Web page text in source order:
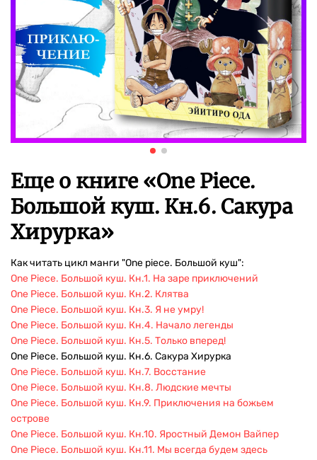
Еще о книге «One Piece.
Большой куш. Кн.6. Сакура
Хирурка»
Как читать цикл манги "One piece. Большой куш":
One Piece. Большой куш. Кн.1. На заре приключений
One Piece. Большой куш. Кн.2. Клятва
One Piece. Большой куш. Кн.3. Я не умру!
One Piece. Большой куш. Кн.4. Начало легенды
One Piece. Большой куш. Кн.5. Только вперед!
One Piece. Большой куш. Кн.6. Сакура Хирурка
One Piece. Большой куш. Кн.7. Восстание
One Piece. Большой куш. Кн.8. Людские мечты
One Piece. Большой куш. Кн.9. Приключения на божьем
острове
One Piece. Большой куш. Кн.10. Яростный Демон Вайпер
One Piece. Большой куш. Кн.11. Мы всегда будем здесь